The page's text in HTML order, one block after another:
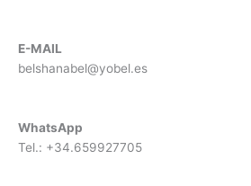
E-MAIL
belshanabel@yobel.es
WhatsApp
Tel.: +34.659927705